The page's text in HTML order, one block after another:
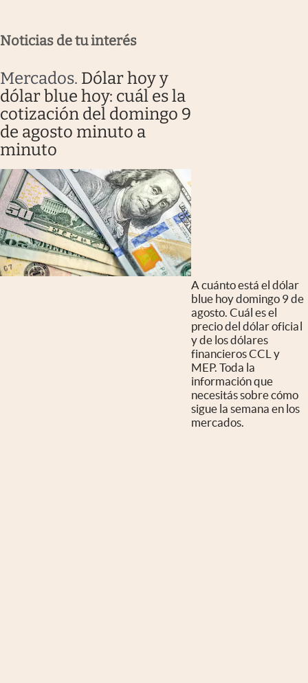
Noticias de tu interés
Mercados. Dólar hoy y
dólar blue hoy: cuál es la
cotización del domingo 9
de agosto minuto a
minuto
A cuánto está el dólar
blue hoy domingo 9 de
agosto. Cuál es el
precio del dólar oficial
y de los dólares
financieros CCL y
MEP. Toda la
información que
necesitás sobre cómo
sigue la semana en los
mercados.